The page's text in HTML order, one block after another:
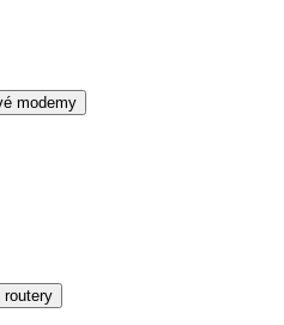
modemy
routery